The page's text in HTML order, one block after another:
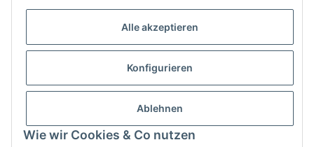
Alle akzeptieren
Konfigurieren
Ablehnen
Wie wir Cookies & Co nutzen
Tel: (06825) 499-104
info@king-kao.de
Öffnungszeiten (Mo-Sa.) 9:00 - 19:00
Gesetzliche Informationen